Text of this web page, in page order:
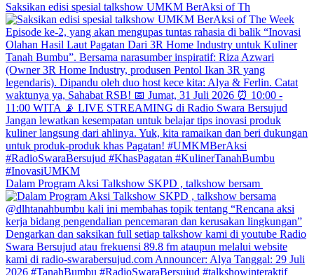
Saksikan edisi spesial talkshow UMKM BerAksi of Th
Dalam Program Aksi Talkshow SKPD , talkshow bersam